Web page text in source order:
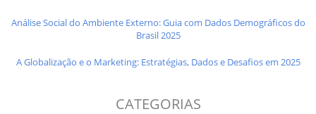
Análise Social do Ambiente Externo: Guia com Dados Demográficos do
Brasil 2025
A Globalização e o Marketing: Estratégias, Dados e Desafios em 2025
CATEGORIAS